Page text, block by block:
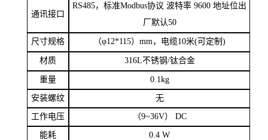
通讯接口
RS485，标准Modbus协议 波特率 9600 地址位出
厂默认50
尺寸规格 （φ12*115） mm ，电缆10米(可定制 )
材质 316L不锈钢/钛合金
重量 0.1kg
安装螺纹 无
工作电压 （9~36V） DC
能耗 0.4 W